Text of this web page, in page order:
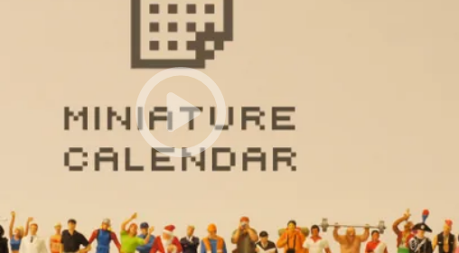
書籍・雑誌出版
CAMPFIREふるさと納税machi-ya